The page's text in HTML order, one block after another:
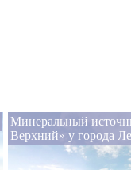
Минеральный
Верхний» у города